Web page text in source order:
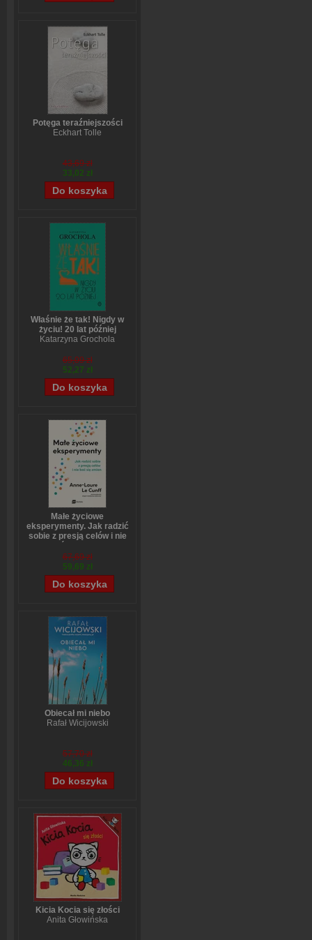
Potęga teraźniejszości
Eckhart Tolle
43,69 zł
33,02 zł
Właśnie że tak! Nigdy w
życiu! 20 lat później
Katarzyna Grochola
65,09 zł
52,27 zł
Małe życiowe
eksperymenty. Jak radzić
sobie z presją celów i nie
Anne-Laure LeCunff
67,69 zł
59,69 zł
Obiecał mi niebo
Rafał Wicijowski
57,70 zł
46,36 zł
Kicia Kocia się złości
Anita Głowińska